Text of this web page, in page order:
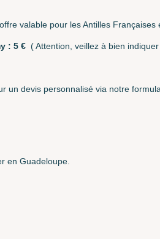
valable pour les Antilles
: 5 € ( Attention, veillez à bien
un devis personnalisé via notre
en Guadeloupe.